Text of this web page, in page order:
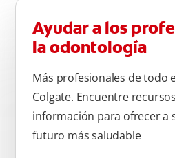
Ayudar a los
la odontología
Más profesionales de todo
Colgate. Encuentre
información para ofrecer a
futuro más saludable